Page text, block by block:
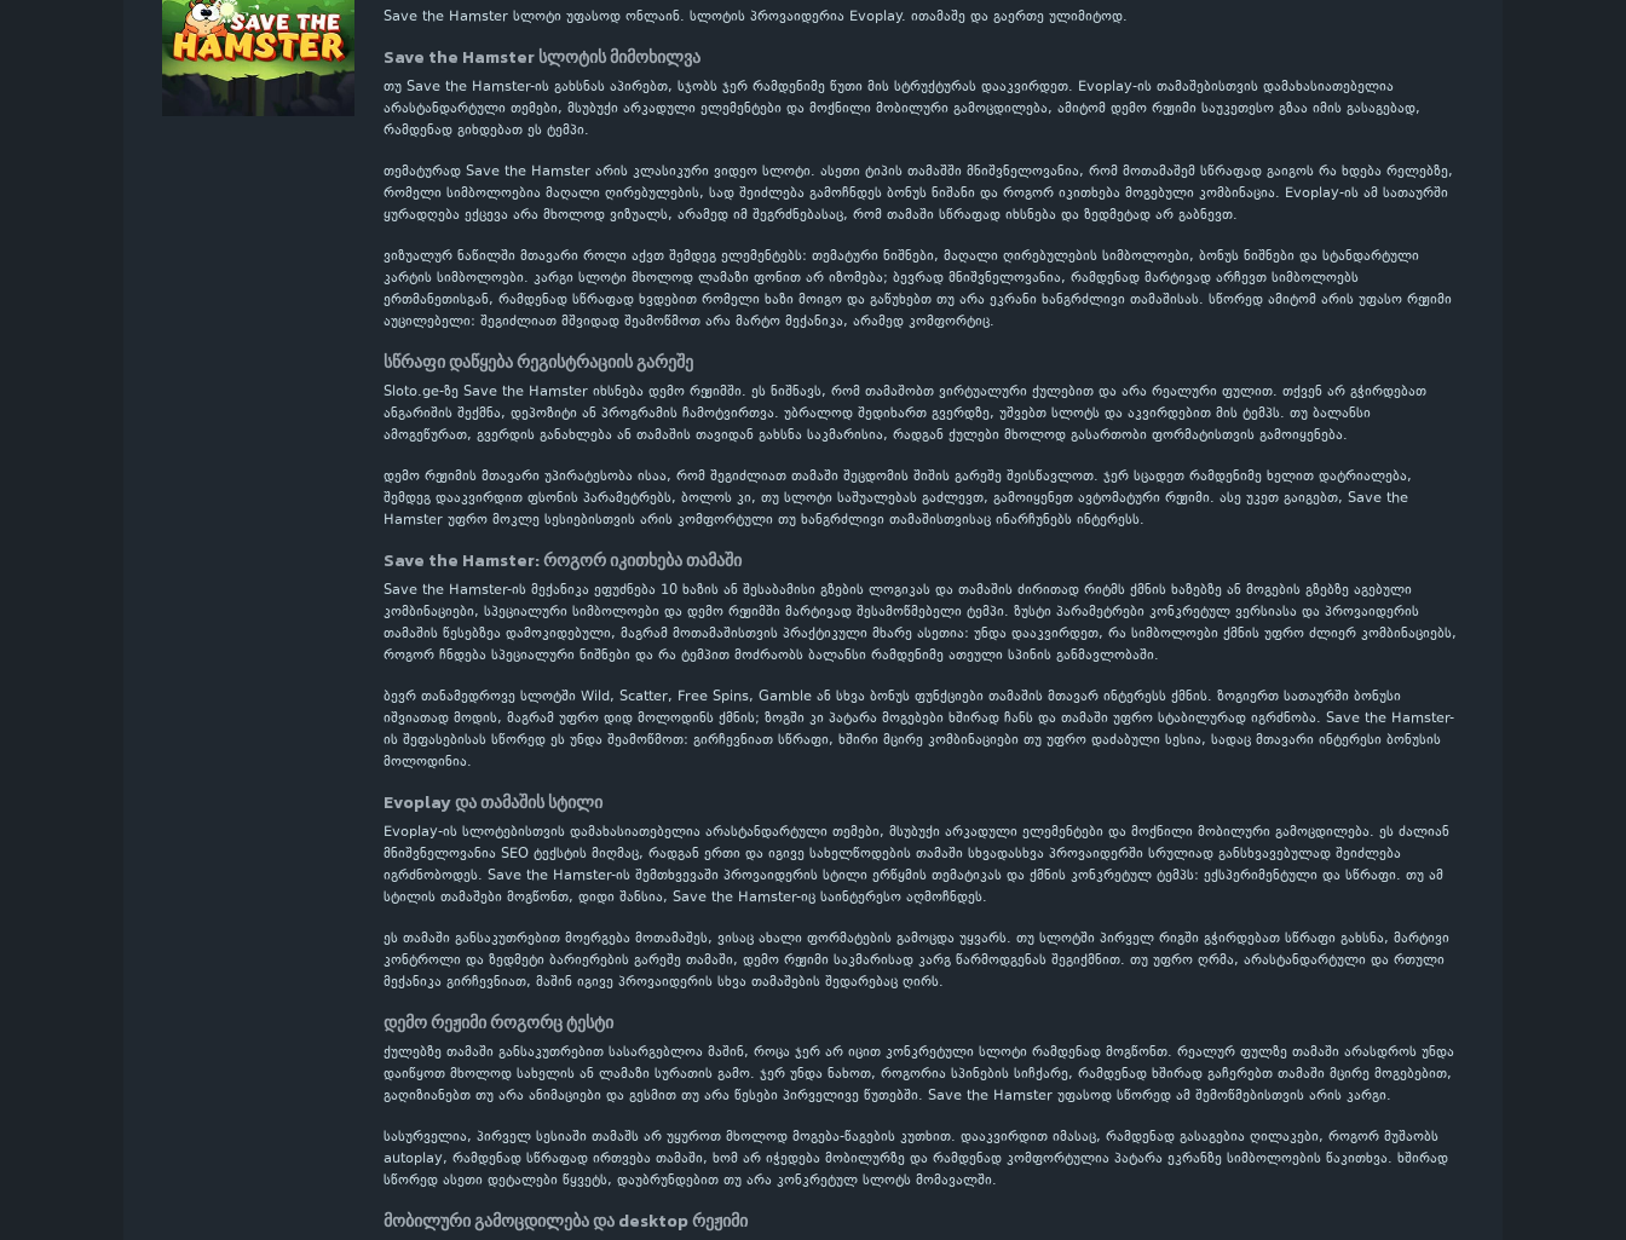
Save the Hamster სლოტი უფასოდ ონლაინ. სლოტის პროვაიდერია Evoplay. ითამაშე და გაერთე ულიმიტოდ.
Save the Hamster სლოტის მიმოხილვა
თუ Save the Hamster-ის გახსნას აპირებთ, სჯობს ჯერ რამდენიმე წუთი მის სტრუქტურას დააკვირდეთ. Evoplay-ის თამაშებისთვის დამახასიათებელია
არასტანდარტული თემები, მსუბუქი არკადული ელემენტები და მოქნილი მობილური გამოცდილება, ამიტომ დემო რეჟიმი საუკეთესო გზაა იმის გასაგებად,
რამდენად გიხდებათ ეს ტემპი.
თემატურად Save the Hamster არის კლასიკური ვიდეო სლოტი. ასეთი ტიპის თამაშში მნიშვნელოვანია, რომ მოთამაშემ სწრაფად გაიგოს რა ხდება რელებზე,
რომელი სიმბოლოებია მაღალი ღირებულების, სად შეიძლება გამოჩნდეს ბონუს ნიშანი და როგორ იკითხება მოგებული კომბინაცია. Evoplay-ის ამ სათაურში
ყურადღება ექცევა არა მხოლოდ ვიზუალს, არამედ იმ შეგრძნებასაც, რომ თამაში სწრაფად იხსნება და ზედმეტად არ გაბნევთ.
ვიზუალურ ნაწილში მთავარი როლი აქვთ შემდეგ ელემენტებს: თემატური ნიშნები, მაღალი ღირებულების სიმბოლოები, ბონუს ნიშნები და სტანდარტული
კარტის სიმბოლოები. კარგი სლოტი მხოლოდ ლამაზი ფონით არ იზომება; ბევრად მნიშვნელოვანია, რამდენად მარტივად არჩევთ სიმბოლოებს
ერთმანეთისგან, რამდენად სწრაფად ხვდებით რომელი ხაზი მოიგო და გაწუხებთ თუ არა ეკრანი ხანგრძლივი თამაშისას. სწორედ ამიტომ არის უფასო რეჟიმი
აუცილებელი: შეგიძლიათ მშვიდად შეამოწმოთ არა მარტო მექანიკა, არამედ კომფორტიც.
სწრაფი დაწყება რეგისტრაციის გარეშე
Sloto.ge-ზე Save the Hamster იხსნება დემო რეჟიმში. ეს ნიშნავს, რომ თამაშობთ ვირტუალური ქულებით და არა რეალური ფულით. თქვენ არ გჭირდებათ
ანგარიშის შექმნა, დეპოზიტი ან პროგრამის ჩამოტვირთვა. უბრალოდ შედიხართ გვერდზე, უშვებთ სლოტს და აკვირდებით მის ტემპს. თუ ბალანსი
ამოგეწურათ, გვერდის განახლება ან თამაშის თავიდან გახსნა საკმარისია, რადგან ქულები მხოლოდ გასართობი ფორმატისთვის გამოიყენება.
დემო რეჟიმის მთავარი უპირატესობა ისაა, რომ შეგიძლიათ თამაში შეცდომის შიშის გარეშე შეისწავლოთ. ჯერ სცადეთ რამდენიმე ხელით დატრიალება,
შემდეგ დააკვირდით ფსონის პარამეტრებს, ბოლოს კი, თუ სლოტი საშუალებას გაძლევთ, გამოიყენეთ ავტომატური რეჟიმი. ასე უკეთ გაიგებთ, Save the
Hamster უფრო მოკლე სესიებისთვის არის კომფორტული თუ ხანგრძლივი თამაშისთვისაც ინარჩუნებს ინტერესს.
Save the Hamster: როგორ იკითხება თამაში
Save the Hamster-ის მექანიკა ეფუძნება 10 ხაზის ან შესაბამისი გზების ლოგიკას და თამაშის ძირითად რიტმს ქმნის ხაზებზე ან მოგების გზებზე აგებული
კომბინაციები, სპეციალური სიმბოლოები და დემო რეჟიმში მარტივად შესამოწმებელი ტემპი. ზუსტი პარამეტრები კონკრეტულ ვერსიასა და პროვაიდერის
თამაშის წესებზეა დამოკიდებული, მაგრამ მოთამაშისთვის პრაქტიკული მხარე ასეთია: უნდა დააკვირდეთ, რა სიმბოლოები ქმნის უფრო ძლიერ კომბინაციებს,
როგორ ჩნდება სპეციალური ნიშნები და რა ტემპით მოძრაობს ბალანსი რამდენიმე ათეული სპინის განმავლობაში.
ბევრ თანამედროვე სლოტში Wild, Scatter, Free Spins, Gamble ან სხვა ბონუს ფუნქციები თამაშის მთავარ ინტერესს ქმნის. ზოგიერთ სათაურში ბონუსი
იშვიათად მოდის, მაგრამ უფრო დიდ მოლოდინს ქმნის; ზოგში კი პატარა მოგებები ხშირად ჩანს და თამაში უფრო სტაბილურად იგრძნობა. Save the Hamster-
ის შეფასებისას სწორედ ეს უნდა შეამოწმოთ: გირჩევნიათ სწრაფი, ხშირი მცირე კომბინაციები თუ უფრო დაძაბული სესია, სადაც მთავარი ინტერესი ბონუსის
მოლოდინია.
Evoplay და თამაშის სტილი
Evoplay-ის სლოტებისთვის დამახასიათებელია არასტანდარტული თემები, მსუბუქი არკადული ელემენტები და მოქნილი მობილური გამოცდილება. ეს ძალიან
მნიშვნელოვანია SEO ტექსტის მიღმაც, რადგან ერთი და იგივე სახელწოდების თამაში სხვადასხვა პროვაიდერში სრულიად განსხვავებულად შეიძლება
იგრძნობოდეს. Save the Hamster-ის შემთხვევაში პროვაიდერის სტილი ერწყმის თემატიკას და ქმნის კონკრეტულ ტემპს: ექსპერიმენტული და სწრაფი. თუ ამ
სტილის თამაშები მოგწონთ, დიდი შანსია, Save the Hamster-იც საინტერესო აღმოჩნდეს.
ეს თამაში განსაკუთრებით მოერგება მოთამაშეს, ვისაც ახალი ფორმატების გამოცდა უყვარს. თუ სლოტში პირველ რიგში გჭირდებათ სწრაფი გახსნა, მარტივი
კონტროლი და ზედმეტი ბარიერების გარეშე თამაში, დემო რეჟიმი საკმარისად კარგ წარმოდგენას შეგიქმნით. თუ უფრო ღრმა, არასტანდარტული და რთული
მექანიკა გირჩევნიათ, მაშინ იგივე პროვაიდერის სხვა თამაშების შედარებაც ღირს.
დემო რეჟიმი როგორც ტესტი
ქულებზე თამაში განსაკუთრებით სასარგებლოა მაშინ, როცა ჯერ არ იცით კონკრეტული სლოტი რამდენად მოგწონთ. რეალურ ფულზე თამაში არასდროს უნდა
დაიწყოთ მხოლოდ სახელის ან ლამაზი სურათის გამო. ჯერ უნდა ნახოთ, როგორია სპინების სიჩქარე, რამდენად ხშირად გაჩერებთ თამაში მცირე მოგებებით,
გაღიზიანებთ თუ არა ანიმაციები და გესმით თუ არა წესები პირველივე წუთებში. Save the Hamster უფასოდ სწორედ ამ შემოწმებისთვის არის კარგი.
სასურველია, პირველ სესიაში თამაშს არ უყუროთ მხოლოდ მოგება-წაგების კუთხით. დააკვირდით იმასაც, რამდენად გასაგებია ღილაკები, როგორ მუშაობს
autoplay, რამდენად სწრაფად ირთვება თამაში, ხომ არ იჭედება მობილურზე და რამდენად კომფორტულია პატარა ეკრანზე სიმბოლოების წაკითხვა. ხშირად
სწორედ ასეთი დეტალები წყვეტს, დაუბრუნდებით თუ არა კონკრეტულ სლოტს მომავალში.
მობილური გამოცდილება და desktop რეჟიმი